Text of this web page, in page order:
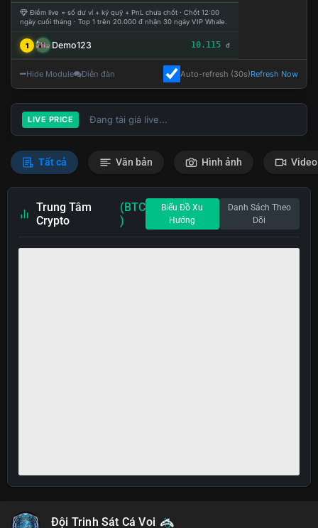
Điểm live = số dư ví + ký quỹ + PnL chưa chốt · Chốt 12:00
ngày cuối tháng · Top 1 trên 20.000 đ nhận 30 ngày VIP Whale.
1 Demo123 10.115 đ
Hide Module Diễn đàn Auto-refresh (30s)Refresh Now
LIVE PRICE Đang tải giá live...
Tất cả Văn bản Hình ảnh Video
Trung Tâm
Crypto
(BTC
)
Biểu Đồ Xu
Hướng
Danh Sách Theo
Dõi
Đội Trinh Sát Cá Voi